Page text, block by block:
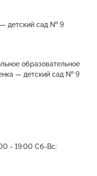
детский сад № 9
образовательное
— детский сад № 9
- 19:00 Сб-Вс: